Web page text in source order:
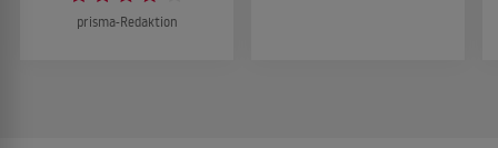
prisma-Redaktion